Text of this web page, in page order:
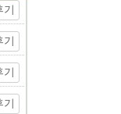
기
기
기
기